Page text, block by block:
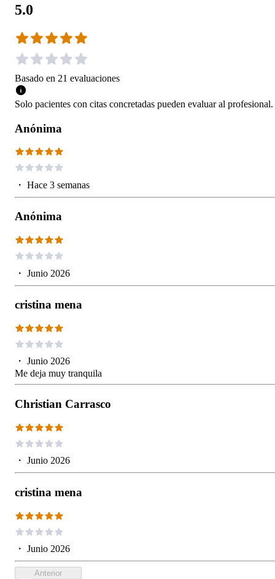
5.0
Basado en 21 evaluaciones
Solo pacientes con citas concretadas pueden evaluar al profesional.
Anónima
・ Hace 3 semanas
Anónima
・ Junio 2026
cristina mena
・ Junio 2026
Me deja muy tranquila
Christian Carrasco
・ Junio 2026
cristina mena
・ Junio 2026
Anterior